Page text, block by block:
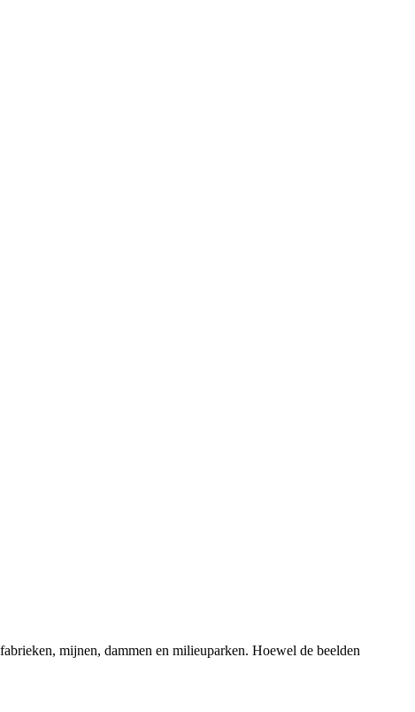
mijnen, dammen en milieuparken. Hoewel de beelden